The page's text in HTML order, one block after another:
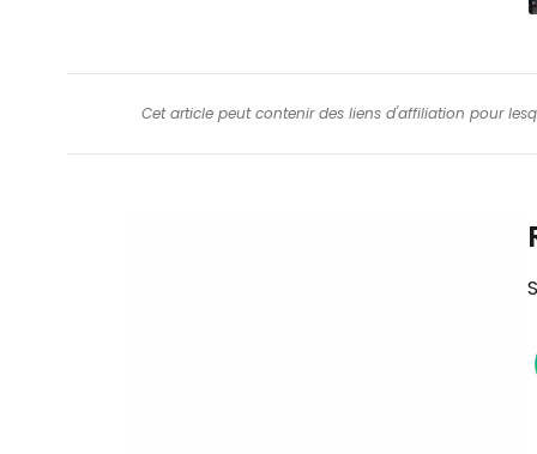
Cet article peut contenir des liens d'affiliation pour